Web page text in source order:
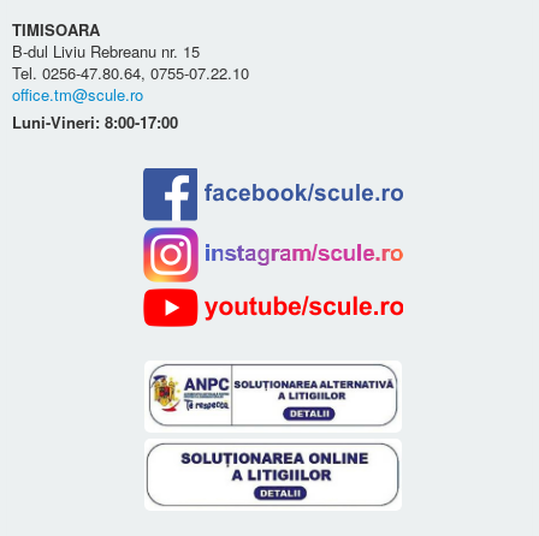
TIMISOARA
B-dul Liviu Rebreanu nr. 15
Tel. 0256-47.80.64, 0755-07.22.10
office.tm@scule.ro
Luni-Vineri: 8:00-17:00